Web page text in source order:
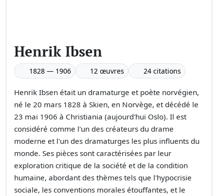
Henrik Ibsen
1828 — 1906 12 œuvres 24 citations
Henrik Ibsen était un dramaturge et poète norvégien,
né le 20 mars 1828 à Skien, en Norvège, et décédé le
23 mai 1906 à Christiania (aujourd'hui Oslo). Il est
considéré comme l'un des créateurs du drame
moderne et l'un des dramaturges les plus influents du
monde. Ses pièces sont caractérisées par leur
exploration critique de la société et de la condition
humaine, abordant des thèmes tels que l'hypocrisie
sociale, les conventions morales étouffantes, et le